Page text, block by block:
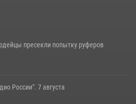
пресекли попытку руферов
России". 7 августа